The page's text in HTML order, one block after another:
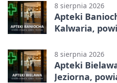
8 sierpnia 2026
Apteki
Kalwaria,
8 sierpnia 2026
Apteki
Jeziorna,